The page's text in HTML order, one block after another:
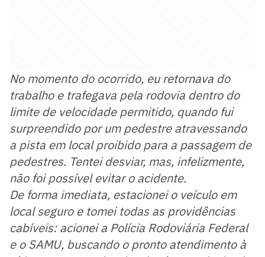
No momento do ocorrido, eu retornava do
trabalho e trafegava pela rodovia dentro do
limite de velocidade permitido, quando fui
surpreendido por um pedestre atravessando
a pista em local proibido para a passagem de
pedestres. Tentei desviar, mas, infelizmente,
não foi possível evitar o acidente.
De forma imediata, estacionei o veículo em
local seguro e tomei todas as providências
cabíveis: acionei a Polícia Rodoviária Federal
e o SAMU, buscando o pronto atendimento à